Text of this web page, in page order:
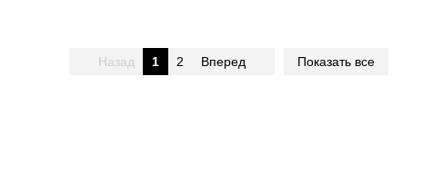
Назад 1 2 Вперед Показать все